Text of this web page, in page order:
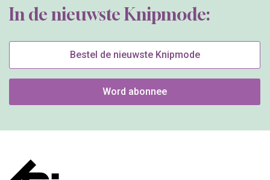
In de nieuwste Knipmode:
Bestel de nieuwste Knipmode
Word abonnee